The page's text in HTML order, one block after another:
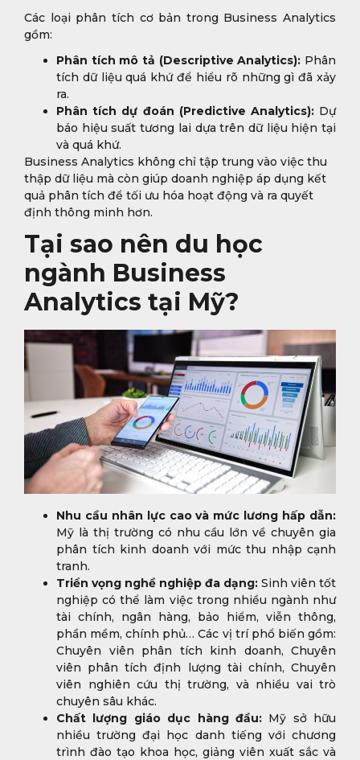
Các loại phân tích cơ bản trong Business Analytics
gồm:
Phân tích mô tả (Descriptive Analytics): Phân
tích dữ liệu quá khứ để hiểu rõ những gì đã xảy
ra.
Phân tích dự đoán (Predictive Analytics):Dự
báo hiệu suất tương lai dựa trên dữ liệu hiện tại
và quá khứ.
Business Analytics không chỉ tập trung vào việc thu
thập dữ liệu mà còn giúp doanh nghiệp áp dụng kết
quả phân tích để tối ưu hóa hoạt động và ra quyết
định thông minh hơn.
Tại sao nên du học
ngành Business
Analytics tại Mỹ?
Nhu cầu nhân lực cao và mức lương hấp dẫn:
Mỹ là thị trường có nhu cầu lớn về chuyên gia
phân tích kinh doanh với mức thu nhập cạnh
tranh.
Triển vọng nghề nghiệp đa dạng: Sinh viên tốt
nghiệp có thể làm việc trong nhiều ngành như
tài chính, ngân hàng, bảo hiểm, viễn thông,
phần mềm, chính phủ… Các vị trí phổ biến gồm:
Chuyên viên phân tích kinh doanh, Chuyên
viên phân tích định lượng tài chính, Chuyên
viên nghiên cứu thị trường, và nhiều vai trò
chuyên sâu khác.
Chất lượng giáo dục hàng đầu:Mỹ sở hữu
nhiều trường đại học danh tiếng với chương
trình đào tạo khoa học, giảng viên xuất sắc và